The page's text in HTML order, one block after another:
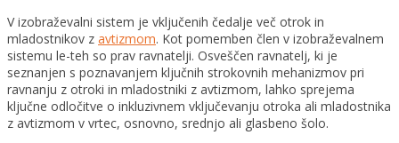
V izobraževalni sistem je vključenih čedalje več otrok in
mladostnikov z avtizmom. Kot pomemben člen v izobraževalnem
sistemu le-teh so prav ravnatelji. Osveščen ravnatelj, ki je
seznanjen s poznavanjem ključnih strokovnih mehanizmov pri
ravnanju z otroki in mladostniki z avtizmom, lahko sprejema
ključne odločitve o inkluzivnem vključevanju otroka ali mladostnika
z avtizmom v vrtec, osnovno, srednjo ali glasbeno šolo.